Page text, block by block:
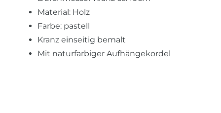
Material: Holz
Farbe: pastell
Kranz einseitig bemalt
Mit naturfarbiger Aufhängekordel